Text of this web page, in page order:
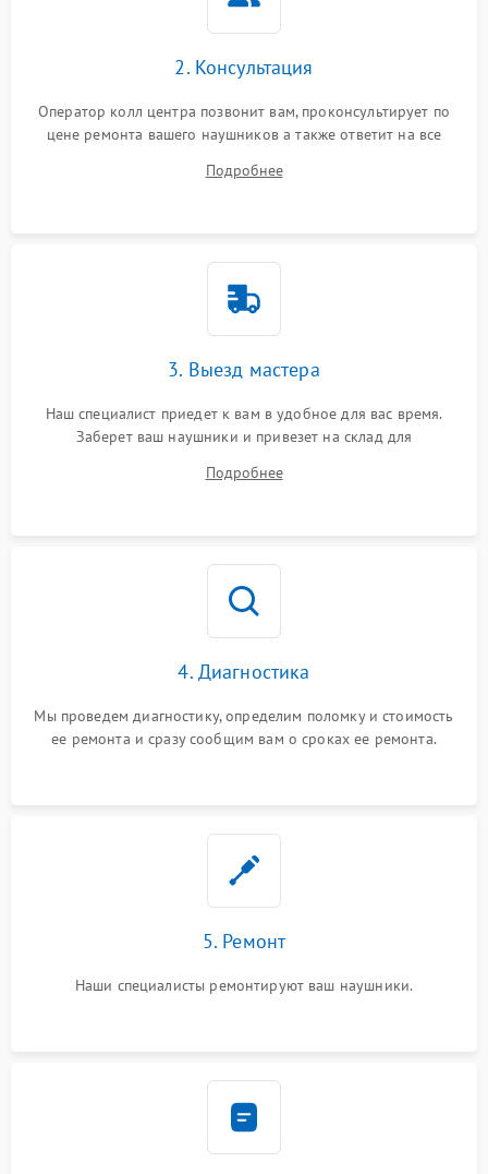
2. Консультация
Оператор колл центра позвонит вам, проконсультирует по
цене ремонта вашего наушников а также ответит на все
Подробнее
3. Выезд мастера
Наш специалист приедет к вам в удобное для вас время.
Заберет ваш наушники и привезет на склад для
Подробнее
4. Диагностика
Мы проведем диагностику, определим поломку и стоимость
ее ремонта и сразу сообщим вам о сроках ее ремонта.
5. Ремонт
Наши специалисты ремонтируют ваш наушники.